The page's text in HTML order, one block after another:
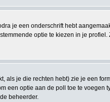
je een onderschrift hebt
optie te kiezen in je
als je die rechten hebt) zie je een
een optie aan de poll toe te voegen
beheerder.